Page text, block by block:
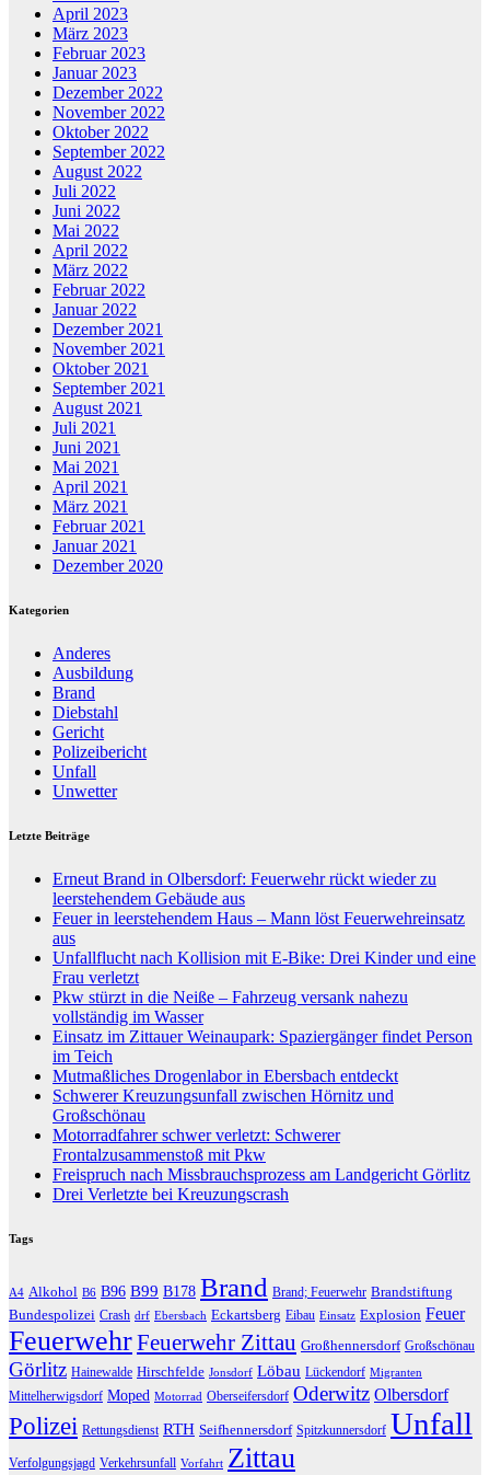
April 2023
März 2023
Februar 2023
Januar 2023
Dezember 2022
November 2022
Oktober 2022
September 2022
August 2022
Juli 2022
Juni 2022
Mai 2022
April 2022
März 2022
Februar 2022
Januar 2022
Dezember 2021
November 2021
Oktober 2021
September 2021
August 2021
Juli 2021
Juni 2021
Mai 2021
April 2021
März 2021
Februar 2021
Januar 2021
Dezember 2020
Kategorien
Anderes
Ausbildung
Brand
Diebstahl
Gericht
Polizeibericht
Unfall
Unwetter
Letzte Beiträge
Erneut Brand in Olbersdorf: Feuerwehr rückt wieder zu
leerstehendem Gebäude aus
Feuer in leerstehendem Haus – Mann löst Feuerwehreinsatz
aus
Unfallflucht nach Kollision mit E-Bike: Drei Kinder und eine
Frau verletzt
Pkw stürzt in die Neiße – Fahrzeug versank nahezu
vollständig im Wasser
Einsatz im Zittauer Weinaupark: Spaziergänger findet Person
im Teich
Mutmaßliches Drogenlabor in Ebersbach entdeckt
Schwerer Kreuzungsunfall zwischen Hörnitz und
Großschönau
Motorradfahrer schwer verletzt: Schwerer
Frontalzusammenstoß mit Pkw
Freispruch nach Missbrauchsprozess am Landgericht Görlitz
Drei Verletzte bei Kreuzungscrash
Tags
A4 Alkohol B6 B96 B99 B178 Brand Brand; Feuerwehr Brandstiftung
Bundespolizei Crash drf Ebersbach Eckartsberg Eibau Einsatz Explosion Feuer
FeuerwehrFeuerwehr Zittau Großhennersdorf Großschönau
Görlitz Hainewalde Hirschfelde Jonsdorf Löbau Lückendorf Migranten
Mittelherwigsdorf Moped Motorrad Oberseifersdorf Oderwitz Olbersdorf
Polizei Rettungsdienst RTH Seifhennersdorf Spitzkunnersdorf Unfall
Verfolgungsjagd Verkehrsunfall Vorfahrt Zittau